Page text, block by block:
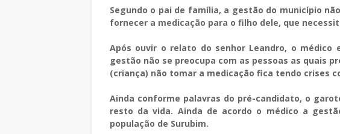
Segundo o pai de família, a gestão do município
fornecer a medicação para o filho dele, que
Após ouvir o relato do senhor Leandro, o médico
gestão não se preocupa com as pessoas as quais
(criança) não tomar a medicação fica tendo crises
Ainda conforme palavras do pré-candidato, o
resto da vida. Ainda de acordo o médico a
população de Surubim.